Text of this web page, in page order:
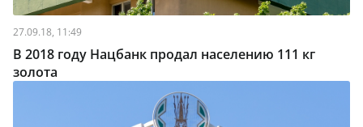
27.09.18, 11:49
В 2018 году Нацбанк продал населению 111 кг
золота